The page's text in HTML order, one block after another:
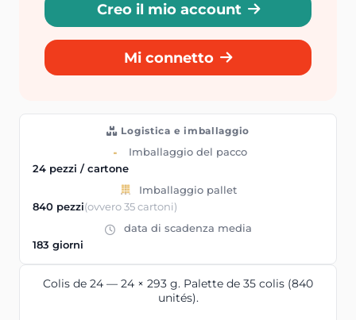
Creo il mio account
Mi connetto
Logistica e imballaggio
Imballaggio del pacco
24 pezzi / cartone
Imballaggio pallet
840 pezzi(ovvero 35 cartoni)
data di scadenza media
183 giorni
Colis de 24 — 24 × 293 g. Palette de 35 colis (840
unités).